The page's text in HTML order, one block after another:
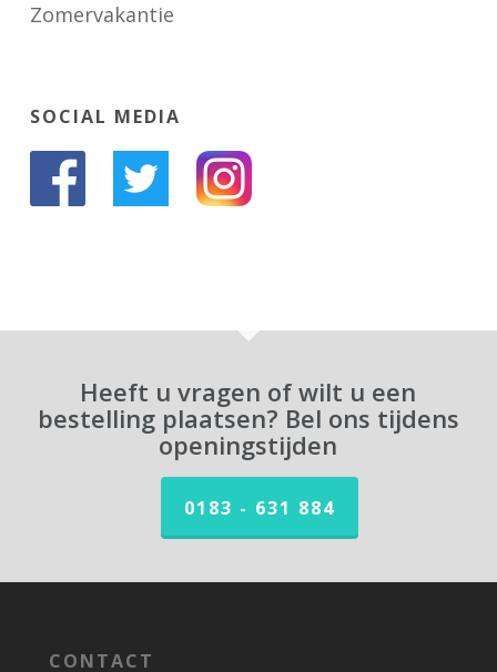
Zomervakantie
SOCIAL MEDIA
Heeft u vragen of wilt u een
bestelling plaatsen? Bel ons tijdens
openingstijden
0183 - 631 884
CONTACT